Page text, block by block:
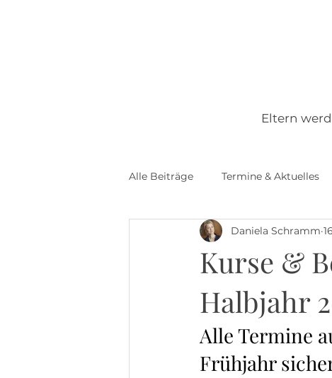
Eltern
Alle Beiträge Termine & Aktuelles
Ernährung & Beikost
Kurse &
Halbjahr
Daniela Schramm
Alle Termine
Frühjahr